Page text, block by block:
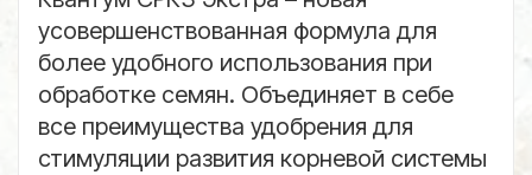
усовершенствованная формула для
более удобного использования при
обработке семян. Объединяет в себе
все преимущества удобрения для
стимуляции развития корневой системы